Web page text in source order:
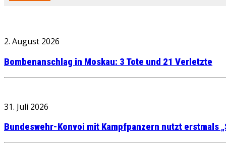
2. August 2026
Bombenanschlag in Moskau: 3 Tote und 21 Verletzte
31. Juli 2026
Bundeswehr-Konvoi mit Kampfpanzern nutzt erstmals